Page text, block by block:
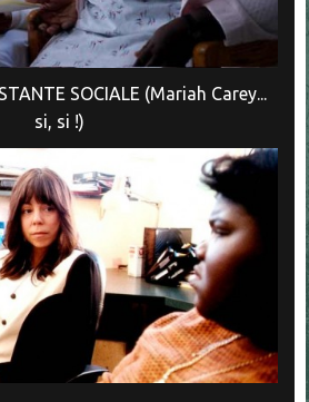
SOCIALE (Mariah Carey...
si, si !)